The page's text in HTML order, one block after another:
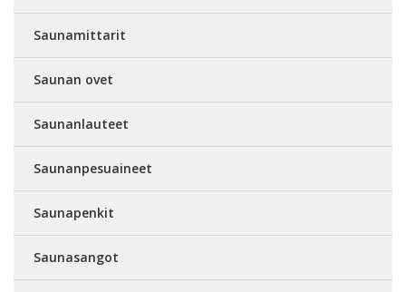
Saunamittarit
Saunan ovet
Saunanlauteet
Saunanpesuaineet
Saunapenkit
Saunasangot